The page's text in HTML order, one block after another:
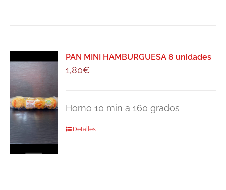
PAN MINI HAMBURGUESA 8 unidades
1,80€
Horno 10 min a 160 grados
Detalles